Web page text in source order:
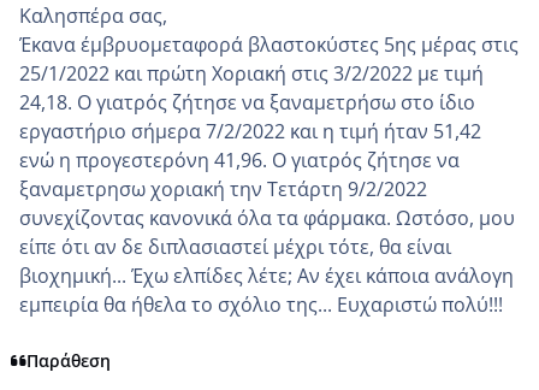
Καλησπέρα σας,
Έκανα έμβρυομεταφορά βλαστοκύστες 5ης μέρας στις
25/1/2022 και πρώτη Χοριακή στις 3/2/2022 με τιμή
24,18. Ο γιατρός ζήτησε να ξαναμετρήσω στο ίδιο
εργαστήριο σήμερα 7/2/2022 και η τιμή ήταν 51,42
ενώ η προγεστερόνη 41,96. Ο γιατρός ζήτησε να
ξαναμετρησω χοριακή την Τετάρτη 9/2/2022
συνεχίζοντας κανονικά όλα τα φάρμακα. Ωστόσο, μου
είπε ότι αν δε διπλασιαστεί μέχρι τότε, θα είναι
βιοχημική... Έχω ελπίδες λέτε; Αν έχει κάποια ανάλογη
εμπειρία θα ήθελα το σχόλιο της... Ευχαριστώ πολύ!!!
Παράθεση